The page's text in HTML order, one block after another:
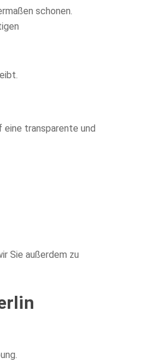
schonen.
eine transparente und
Sie außerdem zu